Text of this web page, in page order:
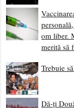
om liber.
merită să
Trebuie
Dă-ți